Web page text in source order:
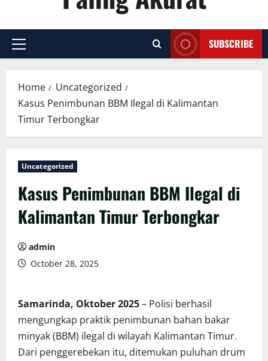
Primary
SUBSCRIBE
Home
Uncategorized
Kasus Penimbunan BBM Ilegal di Kalimantan
Timur Terbongkar
Uncategorized
Kasus Penimbunan BBM Ilegal di
Kalimantan Timur Terbongkar
admin
October 28, 2025
Samarinda, Oktober 2025– Polisi berhasil
mengungkap praktik penimbunan bahan bakar
minyak (BBM) ilegal di wilayah Kalimantan Timur.
Dari penggerebekan itu, ditemukan puluhan drum